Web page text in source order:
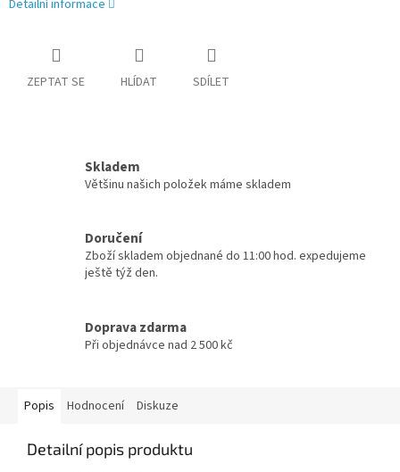
Detailní informace
ZEPTAT SE HLÍDAT SDÍLET
Skladem
Většinu našich položek máme skladem
Doručení
Zboží skladem objednané do 11:00 hod. expedujeme
ještě týž den.
Doprava zdarma
Při objednávce nad 2 500 kč
Popis Hodnocení Diskuze
Detailní popis produktu